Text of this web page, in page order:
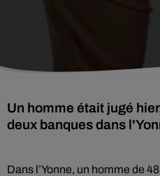
Un homme était jugé
deux banques dans
Dans l’Yonne, un homme de